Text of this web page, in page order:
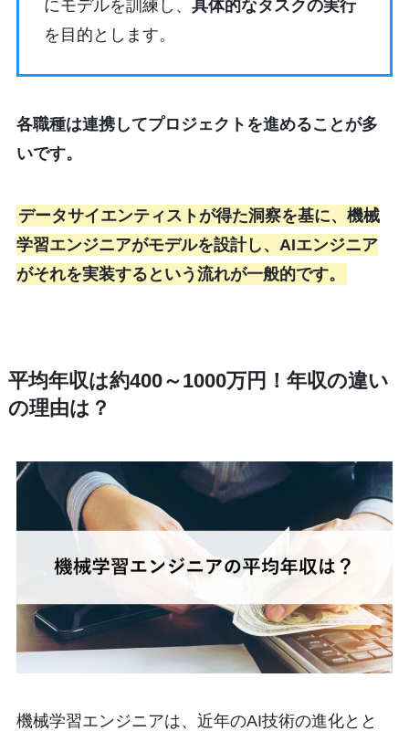
にモデルを訓練し、 具体的なタスクの実行
を目的とします。
各職種は連携してプロジェクトを進めることが多
いです。
データサイエンティストが得た洞察を基に、機械
学習エンジニアがモデルを設計し、AIエンジニア
がそれを実装するという流れが一般的です。
平均年収は約400～1000万円！年収の違い
の理由は？
機械学習エンジニアは、近年のAI技術の進化とと